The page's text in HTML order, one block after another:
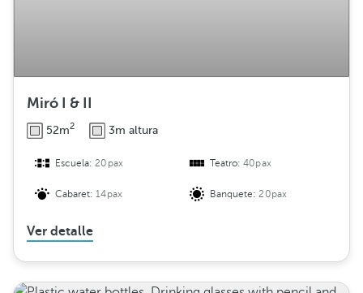
Miró I & II
52m2 3m altura
Escuela:20pax Teatro:40pax
Cabaret:14pax Banquete:20pax
Ver detalle